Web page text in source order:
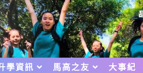
學資訊 馬高之友 大事紀